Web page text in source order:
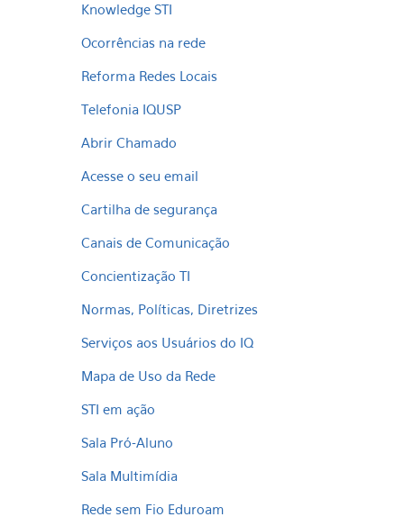
Knowledge STI
Ocorrências na rede
Reforma Redes Locais
Telefonia IQUSP
Abrir Chamado
Acesse o seu email
Cartilha de segurança
Canais de Comunicação
Concientização TI
Normas, Políticas, Diretrizes
Serviços aos Usuários do IQ
Mapa de Uso da Rede
STI em ação
Sala Pró-Aluno
Sala Multimídia
Rede sem Fio Eduroam